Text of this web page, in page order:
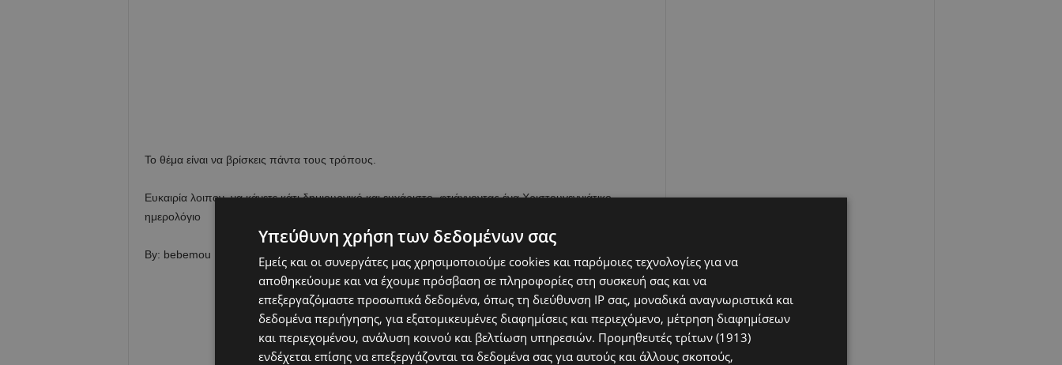
Το θέμα είναι να βρίσκεις πάντα τους τρόπους.
Ευκαιρία λοιπον, να κάνετε κάτι δημιουργικό και ευχάριστο, φτιάχνοντας ένα Χριστουγεννιάτικο
ημερολόγιο
By: bebemou
Υπεύθυνη χρήση των δεδομένων σας
Εμείς και οι συνεργάτες μας χρησιμοποιούμε cookies και παρόμοιες τεχνολογίες για να
αποθηκεύουμε και να έχουμε πρόσβαση σε πληροφορίες στη συσκευή σας και να
επεξεργαζόμαστε προσωπικά δεδομένα, όπως τη διεύθυνση IP σας, μοναδικά αναγνωριστικά και
δεδομένα περιήγησης, για εξατομικευμένες διαφημίσεις και περιεχόμενο, μέτρηση διαφημίσεων
και περιεχομένου, ανάλυση κοινού και βελτίωση υπηρεσιών. Προμηθευτές τρίτων (1913)
ενδέχεται επίσης να επεξεργάζονται τα δεδομένα σας για αυτούς και άλλους σκοπούς,